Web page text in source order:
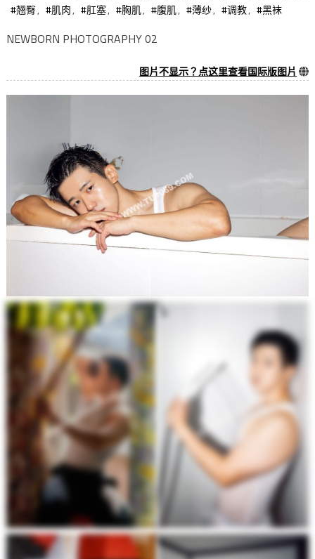
#翘臀, #肌肉, #肛塞, #胸肌, #腹肌, #薄纱, #调教, #黑袜
NEWBORN PHOTOGRAPHY 02
图片不显示？点这里查看国际版图片